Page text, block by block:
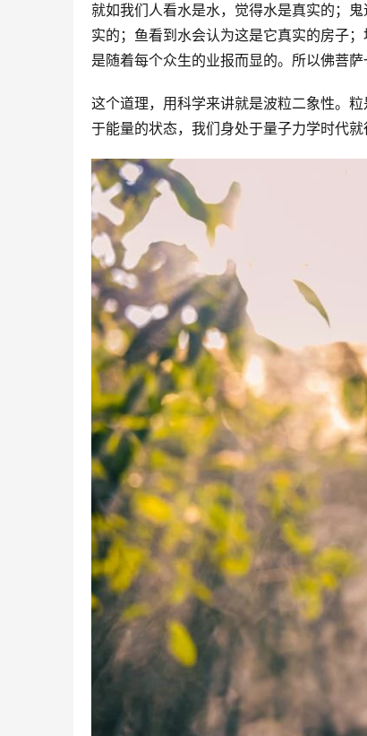
就如我们人看水是水，觉得水是真实的；
实的；鱼看到水会认为这是它真实的房子
是随着每个众生的业报而显的。所以佛菩
这个道理，用科学来讲就是波粒二象性。
于能量的状态，我们身处于量子力学时代就